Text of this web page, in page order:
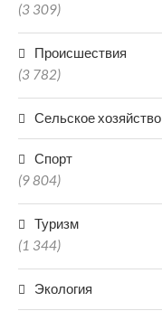
(3 309)
Происшествия
(3 782)
Сельское хозяйство
Спорт
(9 804)
Туризм
(1 344)
Экология